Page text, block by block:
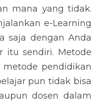
mana yang tidak.
e-Learning
saja dengan Anda
itu sendiri. Metode
pendidikan
pun tidak bisa
dosen dalam